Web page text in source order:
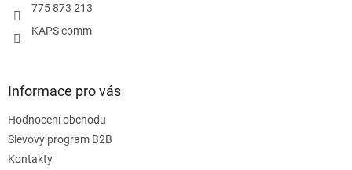
775 873 213
KAPS comm
Informace pro vás
Hodnocení obchodu
Slevový program B2B
Kontakty